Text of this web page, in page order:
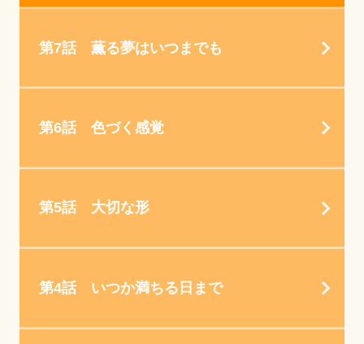
第7話 薫る夢はいつまでも
第6話 色づく感覚
第5話 大切な形
第4話 いつか満ちる日まで